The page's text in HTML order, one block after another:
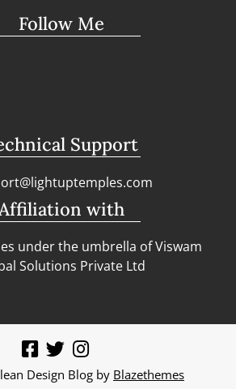
Follow Me
Support
with
under the umbrella of Viswam
Solutions Private Ltd
Design Blog by Blazethemes